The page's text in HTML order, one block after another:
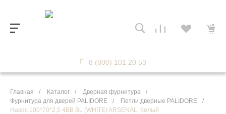
8 (800) 101 20 53
Главная / Каталог / Дверная фурнитура
/
Фурнитура для дверей PALIDORE
/ Петли дверные PALIDORE
/
Навес 100*70*2,5 4ВВ BL (WHITE) ARSENAL, белый